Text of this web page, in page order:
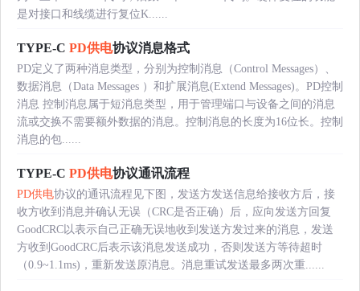
是对接口和线缆进行复位K......
TYPE-C PD供电协议消息格式
PD定义了两种消息类型，分别为控制消息（Control Messages）、
数据消息（Data Messages ）和扩展消息(Extend Messages)。PD控制
消息 控制消息属于短消息类型，用于管理端口与设备之间的消息
流或交换不需要额外数据的消息。控制消息的长度为16位长。控制
消息的包......
TYPE-C PD供电协议通讯流程
PD供电协议的通讯流程见下图，发送方发送信息给接收方后，接
收方收到消息并确认无误（CRC是否正确）后，应向发送方回复
GoodCRC以表示自己正确无误地收到发送方发过来的消息，发送
方收到GoodCRC后表示该消息发送成功，否则发送方等待超时
（0.9~1.1ms)，重新发送原消息。消息重试发送最多两次重......